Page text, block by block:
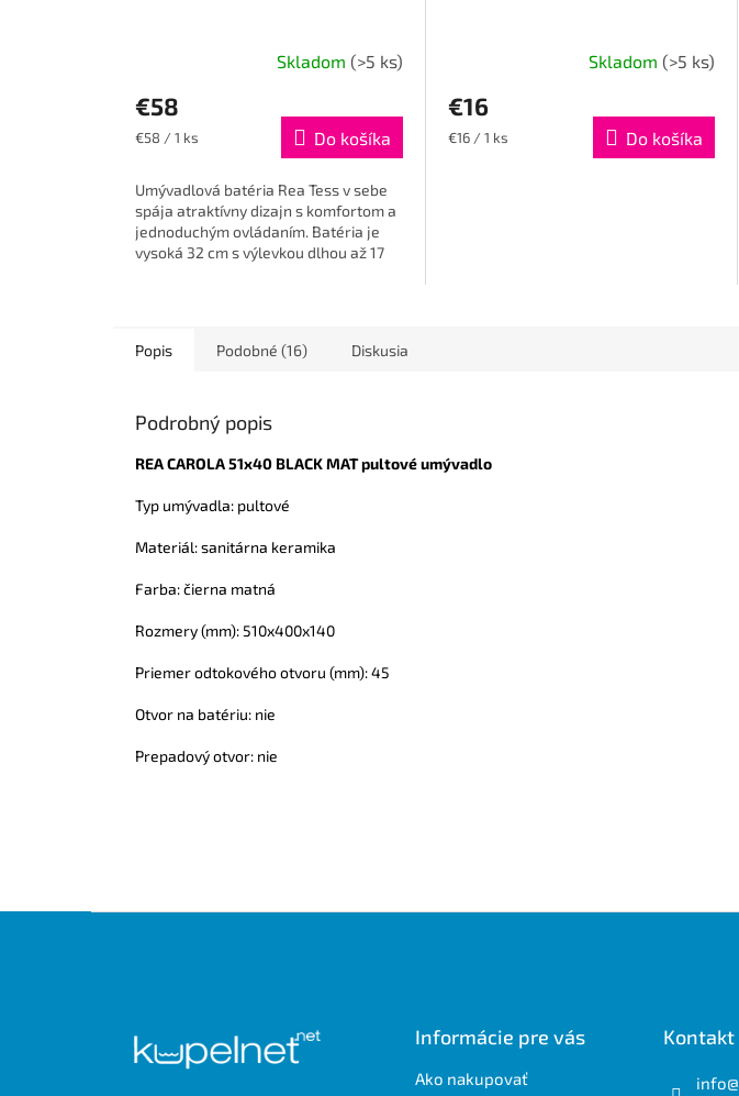
Skladom (>5 ks)
€58
Jednotková
€58 / 1 ks Do košíka
Umývadlová batéria Rea Tess v sebe
spája atraktívny dizajn s komfortom a
jednoduchým ovládaním. Batéria je
vysoká 32 cm s výlevkou dlhou až 17
Skladom (>5 ks)
€16
Jednotková
€16 / 1 ks Do košíka
Popis Podobné (16) Diskusia
Podrobný popis
REA CAROLA 51x40 BLACK MAT pultové umývadlo
Typ umývadla: pultové
Materiál: sanitárna keramika
Farba: čierna matná
Rozmery (mm): 510x400x140
Priemer odtokového otvoru (mm): 45
Otvor na batériu: nie
Prepadový otvor: nie
Informácie pre vás
Ako nakupovať
Kontakt
info@